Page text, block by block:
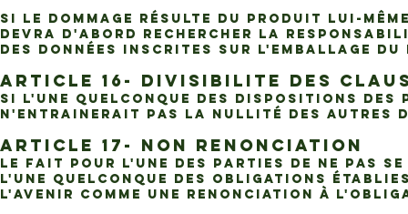
Si le dommage résulte du Produit lui-
devra d'abord rechercher la
des données inscrites sur l'emballage
ARTICLE 16- DIVISIBILITE DES
Si l'une quelconque des dispositions
n'entrainerait pas la nullité des autres
ARTICLE 17- NON RENONCIATION
Le fait pour l'une des Parties de ne pas
l'une quelconque des obligations
l'avenir comme une renonciation à